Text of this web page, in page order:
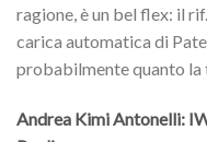
ragione, è un bel flex: il
carica automatica di
probabilmente quanto la
Andrea Kimi Antonelli: